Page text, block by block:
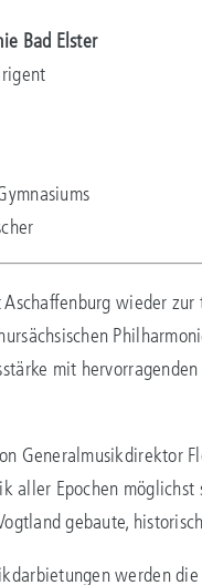
Bad Elster
wieder zur
mit
Generalmusikdirektor
aller Epochen
gebaute,
werden